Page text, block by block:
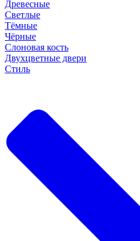
Древесные
Светлые
Тёмные
Чёрные
Слоновая кость
Двухцветные двери
Стиль